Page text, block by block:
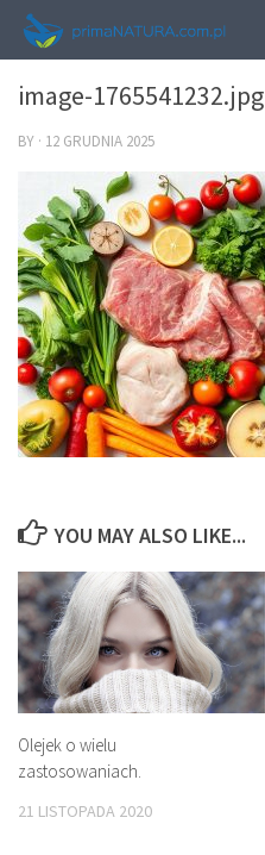
image-1765541232.jpg
BY · 12 GRUDNIA 2025
YOU MAY ALSO LIKE...
Olejek o wielu
zastosowaniach.
21 LISTOPADA 2020